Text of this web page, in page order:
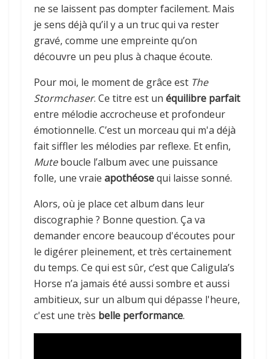
ne se laissent pas dompter facilement. Mais
je sens déjà qu’il y a un truc qui va rester
gravé, comme une empreinte qu’on
découvre un peu plus à chaque écoute.
Pour moi, le moment de grâce est The
Stormchaser. Ce titre est un équilibre parfait
entre mélodie accrocheuse et profondeur
émotionnelle. C’est un morceau qui m'a déjà
fait siffler les mélodies par reflexe. Et enfin,
Muteboucle l’album avec une puissance
folle, une vraie apothéosequi laisse sonné.
Alors, où je place cet album dans leur
discographie ? Bonne question. Ça va
demander encore beaucoup d'écoutes pour
le digérer pleinement, et très certainement
du temps. Ce qui est sûr, c’est que Caligula’s
Horse n’a jamais été aussi sombre et aussi
ambitieux, sur un album qui dépasse l'heure,
c'est une très belle performance.